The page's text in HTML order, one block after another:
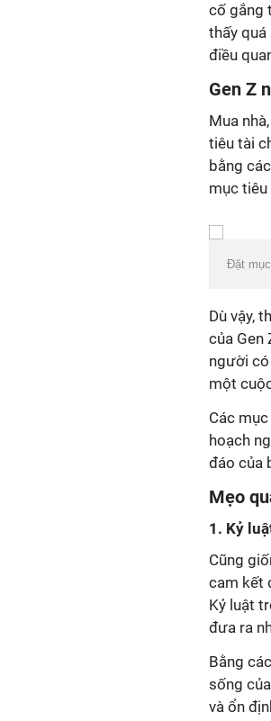
cố gắng
thấy
điều
Gen Z
Mua
tiêu tài
bằng
mục tiêu
Đặt
Dù vậy,
của Gen
người
một
Các
hoạch
đáo của
Mẹo
1. Kỷ
Cũng
cam kết
Kỷ luật
đưa ra
Bằng
sống
và ổn